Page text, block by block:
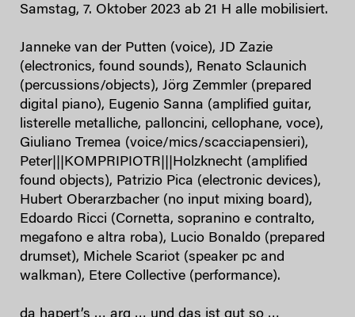
Samstag, 7. Oktober 2023 ab 21 H alle mobilisiert.
Janneke van der Putten (voice), JD Zazie
(electronics, found sounds), Renato Sclaunich
(percussions/objects), Jörg Zemmler (prepared
digital piano), Eugenio Sanna (amplified guitar,
listerelle metalliche, palloncini, cellophane, voce),
Giuliano Tremea (voice/mics/scacciapensieri),
Peter|||KOMPRIPIOTR|||Holzknecht (amplified
found objects), Patrizio Pica (electronic devices),
Hubert Oberarzbacher (no input mixing board),
Edoardo Ricci (Cornetta, sopranino e contralto,
megafono e altra roba), Lucio Bonaldo (prepared
drumset), Michele Scariot (speaker pc and
walkman), Etere Collective (performance).